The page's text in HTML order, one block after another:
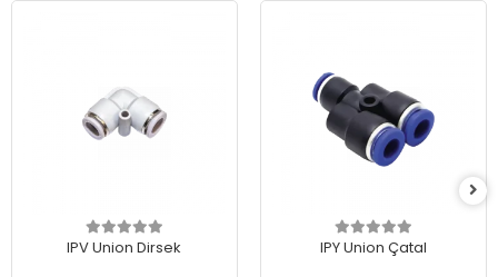
IPV Union Dirsek IPY Union Çatal